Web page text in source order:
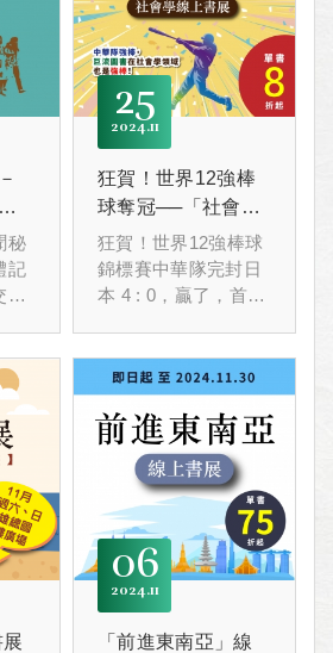
起
秘
記
織
成
25
11
2024
狂賀！世界12強棒
球奪冠──「社會
學」線上書展
狂賀！世界12強棒球
錦標賽中華隊完封日
本 4 : 0，贏了，首次
書展慶祝！用行動
Team Taiwan ！
即日起〜12.31 社會
學書展，單書8折
06
11
2024
「前進東南亞」線